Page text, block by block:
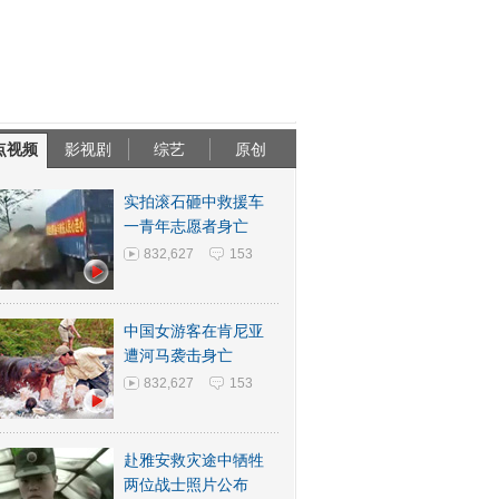
视频 影视剧 综艺 原创
实拍滚石砸中救援车
一青年志愿者身亡
832,627 153
中国女游客在肯尼亚
遭河马袭击身亡
832,627 153
赴雅安救灾途中牺牲
两位战士照片公布